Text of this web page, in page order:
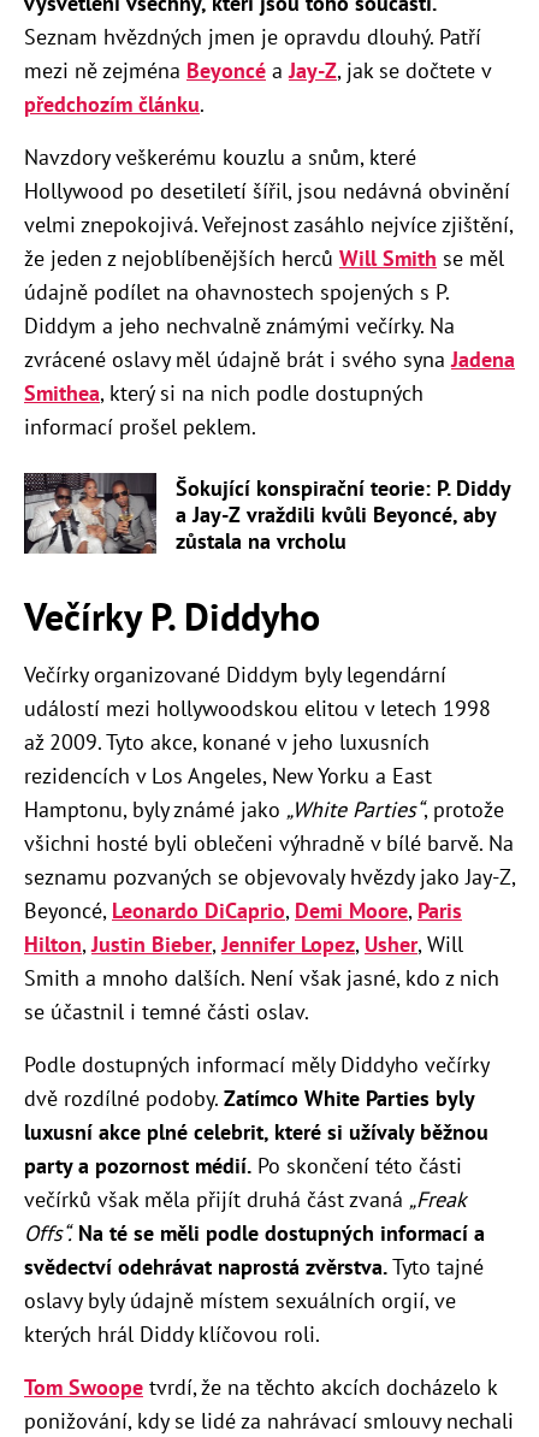
Seznam hvězdných jmen je opravdu dlouhý. Patří
mezi ně zejména Beyoncé aJay-Z, jak se dočtete v
předchozím článku.
Navzdory veškerému kouzlu a snům, které
Hollywood po desetiletí šířil, jsou nedávná obvinění
velmi znepokojivá. Veřejnost zasáhlo nejvíce zjištění,
že jeden z nejoblíbenějších herců Will Smith se měl
údajně podílet na ohavnostech spojených s P.
Diddym a jeho nechvalně známými večírky. Na
zvrácené oslavy měl údajně brát i svého synaJadena
Smithea, který si na nich podle dostupných
informací prošel peklem.
Šokující konspirační teorie: P. Diddy
a Jay-Z vraždili kvůli Beyoncé, aby
zůstala na vrcholu
Večírky P. Diddyho
Večírky organizované Diddym byly legendární
událostí mezi hollywoodskou elitou v letech 1998
až 2009. Tyto akce, konané v jeho luxusních
rezidencích v Los Angeles, New Yorku a East
Hamptonu, byly známé jako „White Parties“, protože
všichni hosté byli oblečeni výhradně v bílé barvě. Na
seznamu pozvaných se objevovaly hvězdy jako Jay-Z,
Beyoncé, Leonardo DiCaprio, Demi Moore, Paris
Hilton,Justin Bieber,Jennifer Lopez, Usher, Will
Smith a mnoho dalších. Není však jasné, kdo z nich
se účastnil i temné části oslav.
Podle dostupných informací měly Diddyho večírky
dvě rozdílné podoby. Zatímco White Parties byly
luxusní akce plné celebrit, které si užívaly běžnou
party a pozornost médií. Po skončení této části
večírků však měla přijít druhá část zvaná „Freak
Offs“. Na té se měli podle dostupných informací a
svědectví odehrávat naprostá zvěrstva.Tyto tajné
oslavy byly údajně místem sexuálních orgií, ve
kterých hrál Diddy klíčovou roli.
Tom Swoope tvrdí, že na těchto akcích docházelo k
ponižování, kdy se lidé za nahrávací smlouvy nechali